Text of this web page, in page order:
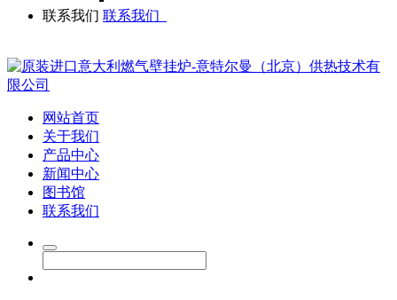
联系我们 联系我们
网站首页
关于我们
产品中心
新闻中心
图书馆
联系我们